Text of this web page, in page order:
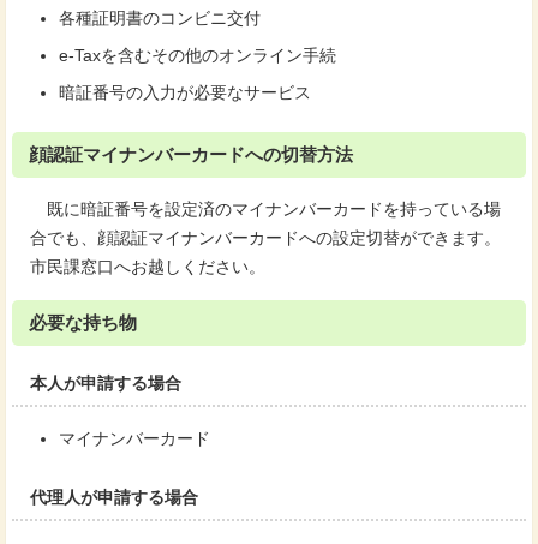
各種証明書のコンビニ交付
e-Taxを含むその他のオンライン手続
暗証番号の入力が必要なサービス
顔認証マイナンバーカードへの切替方法
既に暗証番号を設定済のマイナンバーカードを持っている場
合でも、顔認証マイナンバーカードへの設定切替ができます。
市民課窓口へお越しください。
必要な持ち物
本人が申請する場合
マイナンバーカード
代理人が申請する場合